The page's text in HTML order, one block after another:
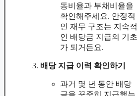
동비율과 부채비율을
확인해주세요. 안정적
인 재무 구조는 지속적
인 배당금 지급의 기초
가 되거든요.
배당 지급 이력 확인하기
과거 몇 년 동안 배당
금을 꾸준히 지급했는